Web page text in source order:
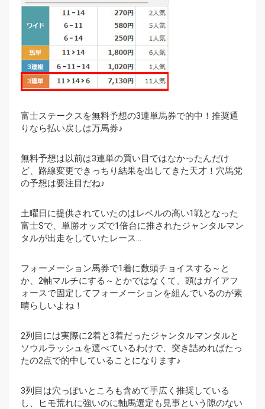
富士ステークスを無料予想の3連単馬券で的中！推奨通
りなら払い戻しは万馬券♪
無料予想は以前は3連単の買い目ではなかったんだけ
ど、路線変更できっちり結果を出してきた天才！穴馬党
の予想は要注目だね♪
土曜日に提供されていたのはレベルの高い1戦となった
富士Sで、単勝オッズで1倍台に推されたジャンタルマン
タルが出走をしていたレース…
フォーメーション馬券で1着に数頭チョイスする～と
か、2軸マルチにする～とかではなくて、頭はガイアフ
ォースで固定してフォーメーションを組んでいるのが素
晴らしいよね！
2列目には実際に2着と3着だったジャンタルマンタルと
ソウルラッシュを選べているわけで、突き詰めればたっ
たの2点で的中していることになります♪
3列目は穴っぽいところも含めて手広く推奨している
し、ヒモ荒れに強いのに軸馬選定も見事という隙のない